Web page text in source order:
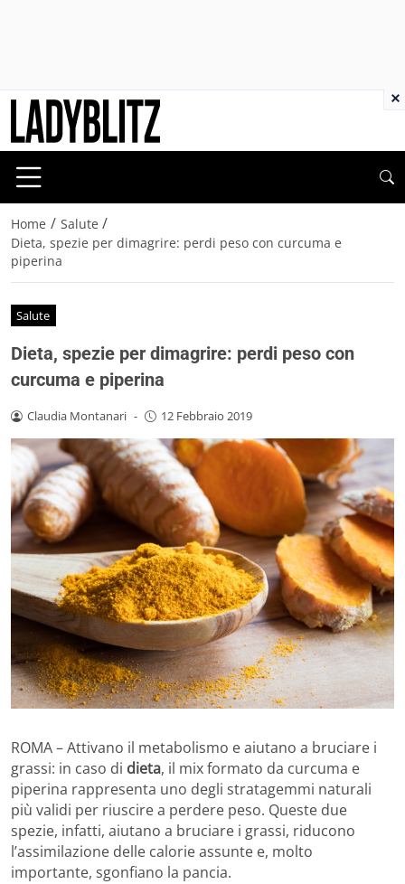
Home / Salute /
Dieta, spezie per dimagrire: perdi peso con curcuma e
piperina
Salute
Dieta, spezie per dimagrire: perdi peso con
curcuma e piperina
Claudia Montanari - 12 Febbraio 2019
ROMA – Attivano il metabolismo e aiutano a bruciare i
grassi: in caso di dieta, il mix formato da curcuma e
piperina rappresenta uno degli stratagemmi naturali
più validi per riuscire a perdere peso. Queste due
spezie, infatti, aiutano a bruciare i grassi, riducono
l’assimilazione delle calorie assunte e, molto
importante, sgonfiano la pancia.
×